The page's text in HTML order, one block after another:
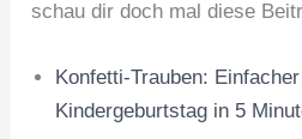
schau dir doch mal diese
Konfetti-Trauben:
Kindergeburtstag in 5